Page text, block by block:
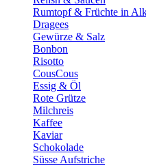
Rumtopf & Früchte in
Dragees
Gewürze & Salz
Bonbon
Risotto
CousCous
Essig & Öl
Rote Grütze
Milchreis
Kaffee
Kaviar
Schokolade
Süsse Aufstriche